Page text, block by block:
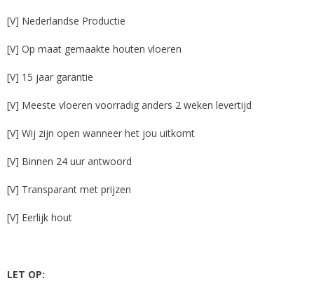
[V] Nederlandse Productie
[V] Op maat gemaakte houten vloeren
[V] 15 jaar garantie
[V] Meeste vloeren voorradig anders 2 weken levertijd
[V] Wij zijn open wanneer het jou uitkomt
[V] Binnen 24 uur antwoord
[V] Transparant met prijzen
[V] Eerlijk hout
LET OP: